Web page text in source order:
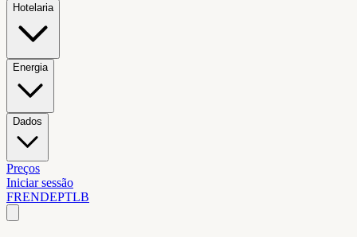
Hotelaria
Energia
Dados
Preços
Iniciar sessão
FRENDEPTLB